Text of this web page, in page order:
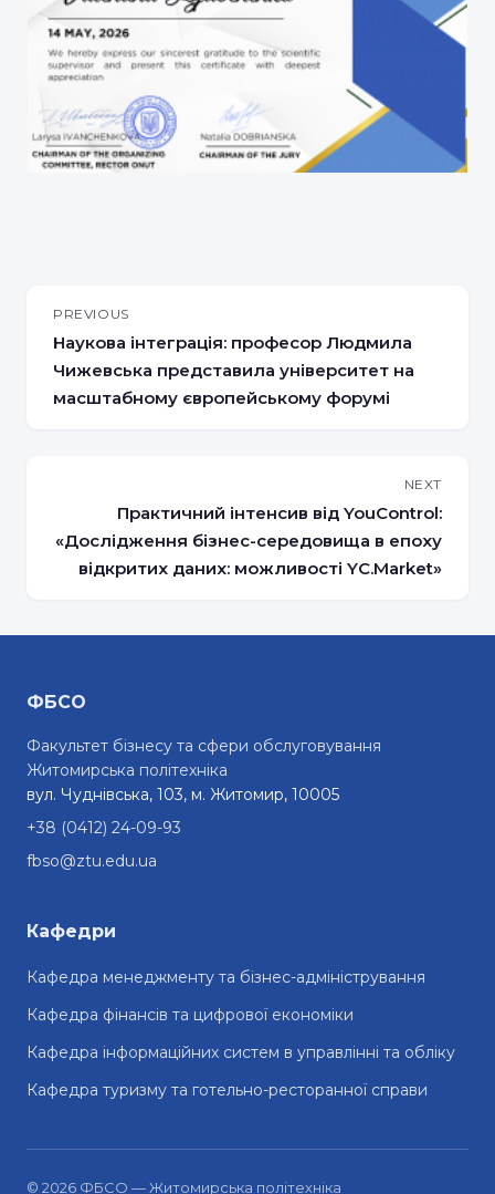
PREVIOUS
Наукова інтеграція: професор Людмила
Чижевська представила університет на
масштабному європейському форумі
NEXT
Практичний інтенсив від YouControl:
«Дослідження бізнес-середовища в епоху
відкритих даних: можливості YC.Market»
ФБСО
Факультет бізнесу та сфери обслуговування
Житомирська політехніка
вул. Чуднівська, 103, м. Житомир, 10005
+38 (0412) 24-09-93
fbso@ztu.edu.ua
Кафедри
Кафедра менеджменту та бізнес-адміністрування
Кафедра фінансів та цифрової економіки
Кафедра інформаційних систем в управлінні та обліку
Кафедра туризму та готельно-ресторанної справи
© 2026 ФБСО — Житомирська політехніка